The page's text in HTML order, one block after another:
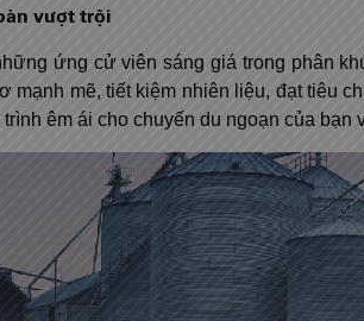
vượt trội
ứng cử viên sáng giá trong phân
mạnh mẽ, tiết kiệm nhiên liệu, đạt tiêu
êm ái cho chuyến du ngoạn của bạn